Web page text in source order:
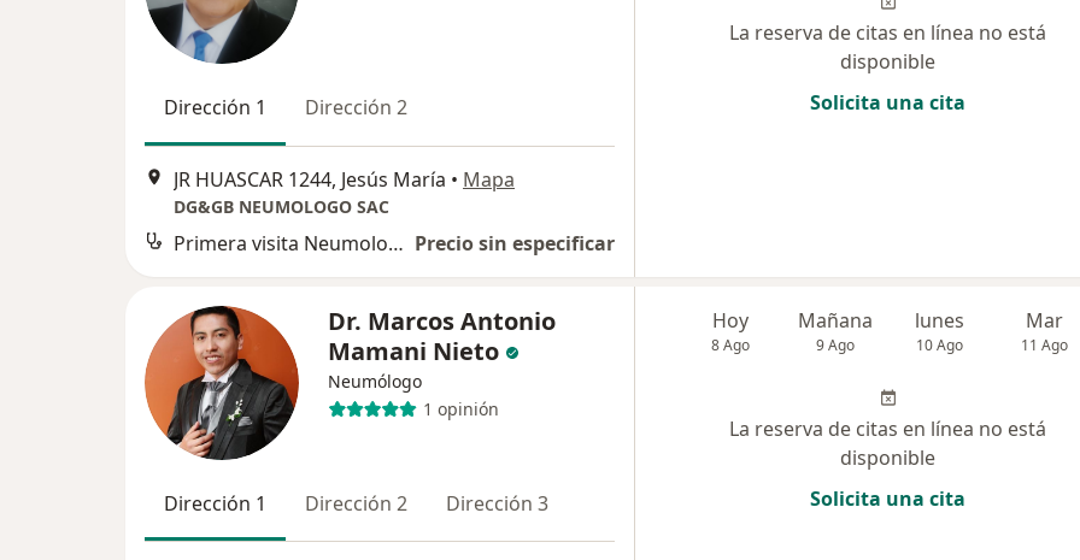
Dirección 1 Dirección 2
JR HUASCAR 1244, Jesús María • Mapa
DG&GB NEUMOLOGO SAC
Primera visita Neumología Precio sin especificar
La reserva de citas en línea no está
disponible
Solicita una cita
Dr. Marcos Antonio
Mamani Nieto
Neumólogo
1 opinión
Dirección 1 Dirección 2 Dirección 3
Hoy
8 Ago
Mañana
9 Ago
lunes
10 Ago
Mar
11 Ago
La reserva de citas en línea no está
disponible
Solicita una cita